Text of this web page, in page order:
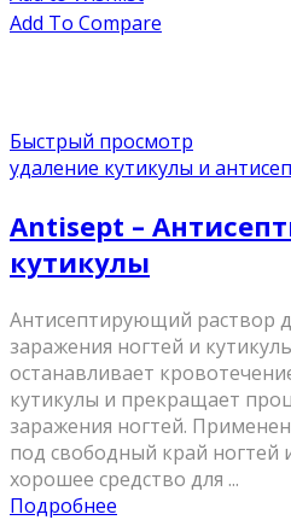
Add To Compare
Быстрый просмотр
удаление кутикулы и
Antisept –
кутикулы
Антисептирующий раствор
заражения ногтей и
останавливает
кутикулы и прекращает
заражения ногтей.
под свободный край ногтей
хорошее средство для ...
Подробнее